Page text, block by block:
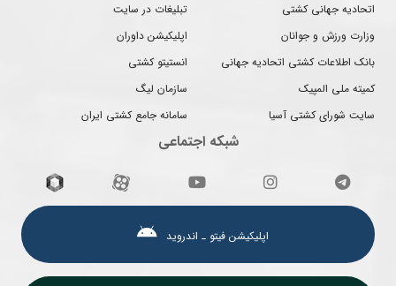
اتحادیه جهانی کشتی
وزارت ورزش و جوانان
بانک اطلاعات کشتی اتحادیه جهانی
کمیته ملی المپیک
سایت شورای کشتی آسیا
تبلیغات در سایت
اپلیکیشن داوران
انستیتو کشتی
سازمان لیگ
سامانه جامع کشتی ایران
شبکه اجتماعی
اپلیکیشن فیتو ـ اندروید